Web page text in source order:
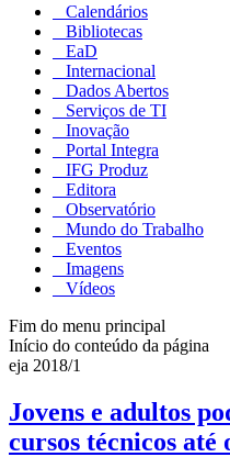
Calendários
Bibliotecas
EaD
Internacional
Dados Abertos
Serviços de TI
Inovação
Portal Integra
IFG Produz
Editora
Observatório
Mundo do Trabalho
Eventos
Imagens
Vídeos
Fim do menu principal
Início do conteúdo da página
eja 2018/1
Jovens e adultos
cursos técnicos até